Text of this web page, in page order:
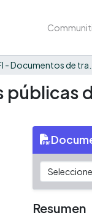
públicas
Resumen